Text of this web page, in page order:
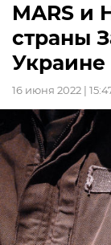
MARS и
страны
Украине
16 июня 2022 |